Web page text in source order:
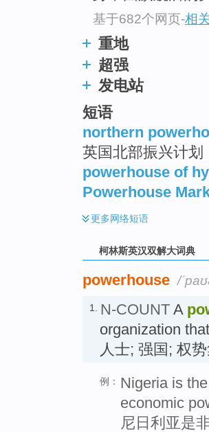
基于682个网页-相
重地
超强
发电站
短语
northern
英国北部振兴计划
powerhouse of
Powerhouse
更多网络短语
柯林斯英汉双解大词典
powerhouse /
1. N-COUNT A
organization
人士; 强国; 权
例： Nigeria is
economic
尼日利亚是